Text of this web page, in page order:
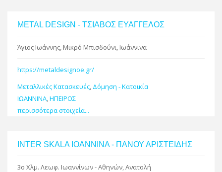
METAL DESIGN - ΤΣΙΑΒΟΣ ΕΥΑΓΓΕΛΟΣ
Άγιος Ιωάννης, Μικρό Μπισδούνι, Ιωάννινα
https://metaldesignoe.gr/
Μεταλλικές Κατασκευές, Δόμηση - Κατοικία
ΙΩΑΝΝΙΝΑ,ΗΠΕΙΡΟΣ
περισσότερα στοιχεία...
INTER SKALA IOANNINA - ΠΑΝΟΥ ΑΡΙΣΤΕΙΔΗΣ
3ο Χλμ. Λεωφ. Ιωαννίνων - Αθηνών, Ανατολή